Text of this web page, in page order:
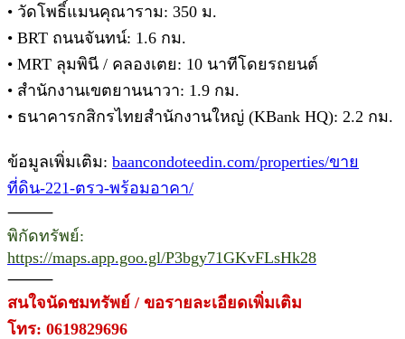
• วัดโพธิ์แมนคุณาราม: 350 ม.
• BRT ถนนจันทน์: 1.6 กม.
• MRT ลุมพินี / คลองเตย: 10 นาทีโดยรถยนต์
• สำนักงานเขตยานนาวา: 1.9 กม.
• ธนาคารกสิกรไทยสำนักงานใหญ่ (KBank HQ): 2.2 กม.
ข้อมูลเพิ่มเติม: baancondoteedin.com/properties/ขาย
ที่ดิน-221-ตรว-พร้อมอาคา/
⸻
พิกัดทรัพย์:
https://maps.app.goo.gl/P3bgy71GKvFLsHk28
⸻
สนใจนัดชมทรัพย์ / ขอรายละเอียดเพิ่มเติม
โทร: 0619829696